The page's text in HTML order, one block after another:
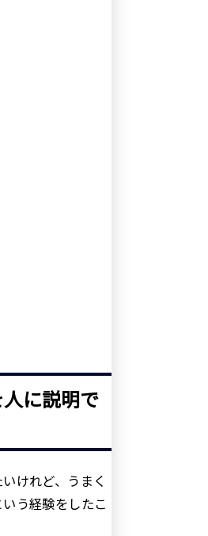
に説明で
けれど、うまく
う経験をしたこ